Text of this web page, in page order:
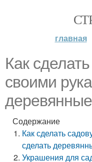
главная
Как
своими
Содержание
Как сделать
сделать
Украшения для